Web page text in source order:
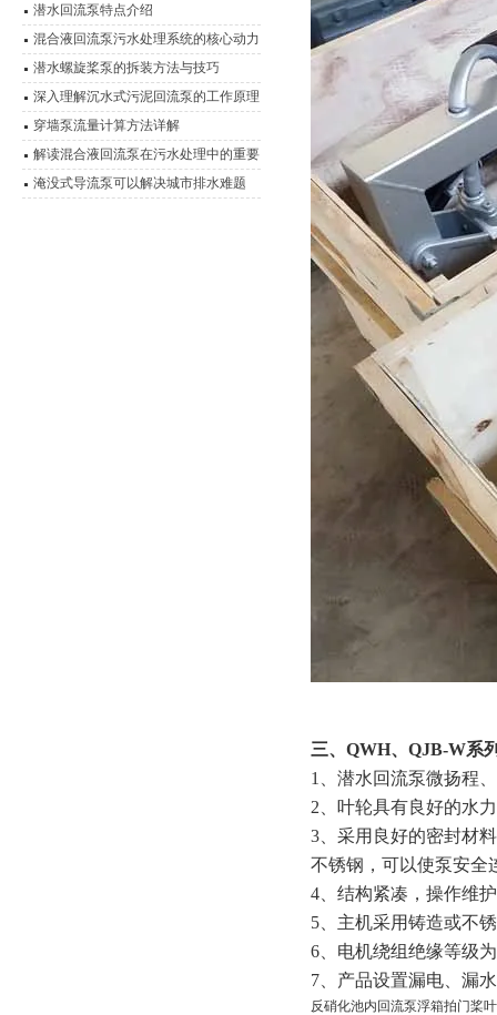
应性分析
潜水回流泵特点介绍
混合液回流泵污水处理系统的核心动力
装置
潜水螺旋桨泵的拆装方法与技巧
深入理解沉水式污泥回流泵的工作原理
穿墙泵流量计算方法详解
解读混合液回流泵在污水处理中的重要
作用
淹没式导流泵可以解决城市排水难题
三、 QWH、QJB-W系
1、潜水回流泵微扬程
2、叶轮具有良好的水
3、采用良好的密封材
不锈钢，可以使泵安全
4、结构紧凑，操作维
5、主机采用铸造或不
6、电机绕组绝缘等级
7、产品设置漏电、漏
反硝化池内回流泵浮箱拍门桨